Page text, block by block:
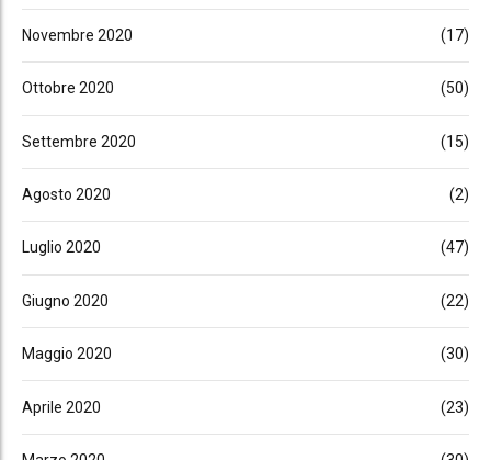
Novembre 2020 (17)
Ottobre 2020 (50)
Settembre 2020 (15)
Agosto 2020 (2)
Luglio 2020 (47)
Giugno 2020 (22)
Maggio 2020 (30)
Aprile 2020 (23)